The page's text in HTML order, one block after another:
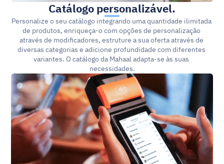
Catálogo personalizável.
Personalize o seu catálogo integrando uma quantidade ilimitada
de produtos, enriqueça-o com opções de personalização
através de modificadores, estruture a sua oferta através de
diversas categorias e adicione profundidade com diferentes
variantes. O catálogo da Mahaal adapta-se às suas
necessidades.